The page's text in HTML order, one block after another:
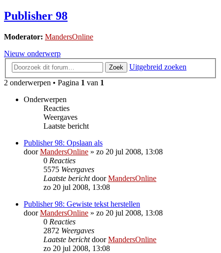
Publisher 98
Moderator: MandersOnline
Nieuw onderwerp
Zoek
Uitgebreid zoeken
2 onderwerpen • Pagina 1 van 1
Onderwerpen
Reacties
Weergaves
Laatste bericht
Publisher 98: Opslaan als
doorMandersOnline » zo 20 jul 2008, 13:08
0 Reacties
5575 Weergaves
Laatste berichtdoorMandersOnline
zo 20 jul 2008, 13:08
Publisher 98: Gewiste tekst herstellen
doorMandersOnline » zo 20 jul 2008, 13:08
0 Reacties
2872 Weergaves
Laatste berichtdoorMandersOnline
zo 20 jul 2008, 13:08